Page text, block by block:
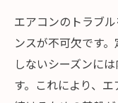
エアコンのトラブ
ンスが不可欠です
しないシーズンに
す。これにより、